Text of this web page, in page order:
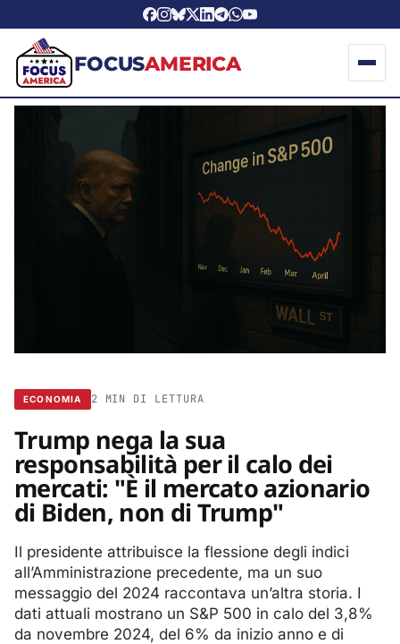
FOCUSAMERICA
ECONOMIA 2 MIN DI LETTURA
Trump nega la sua
responsabilità per il calo dei
mercati: "È il mercato azionario
di Biden, non di Trump"
Il presidente attribuisce la flessione degli indici
all’Amministrazione precedente, ma un suo
messaggio del 2024 raccontava un’altra storia. I
dati attuali mostrano un S&P 500 in calo del 3,8%
da novembre 2024, del 6% da inizio anno e di